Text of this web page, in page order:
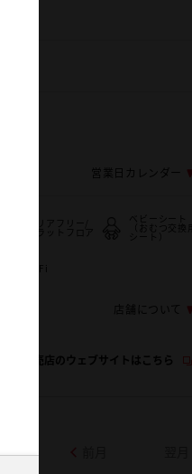
営業日カレンダー
ベビーシート
（おむつ交換用
WiFi
店舗について
この販売店のウェブサイトはこちら